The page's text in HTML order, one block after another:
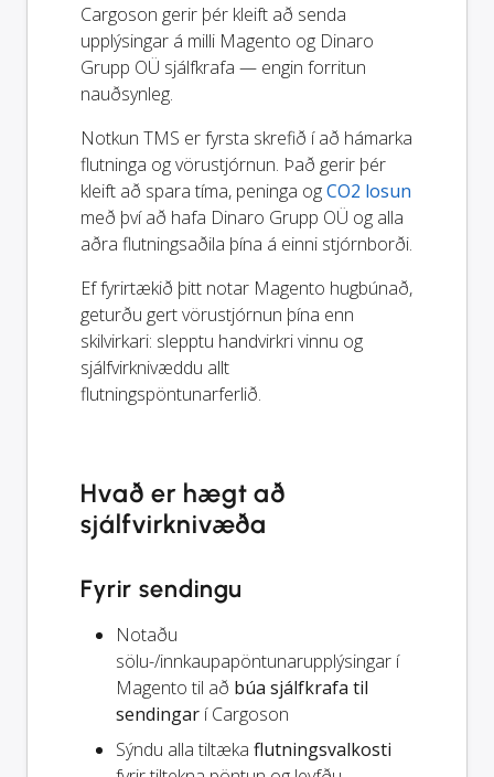
Cargoson gerir þér kleift að senda
upplýsingar á milli Magento og Dinaro
Grupp OÜ sjálfkrafa — engin forritun
nauðsynleg.
Notkun TMS er fyrsta skrefið í að hámarka
flutninga og vörustjórnun. Það gerir þér
kleift að spara tíma, peninga ogCO2 losun
með því að hafa Dinaro Grupp OÜ og alla
aðra flutningsaðila þína á einni stjórnborði.
Ef fyrirtækið þitt notar Magento hugbúnað,
geturðu gert vörustjórnun þína enn
skilvirkari: slepptu handvirkri vinnu og
sjálfvirknivæddu allt
flutningspöntunarferlið.
Hvað er hægt að
sjálfvirknivæða
Fyrir sendingu
Notaðu
sölu-/innkaupapöntunarupplýsingar í
Magento til að búa sjálfkrafa til
sendingar í Cargoson
Sýndu alla tiltæka flutningsvalkosti